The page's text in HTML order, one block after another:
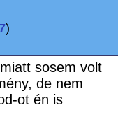
)
sosem volt
de nem
ot én is